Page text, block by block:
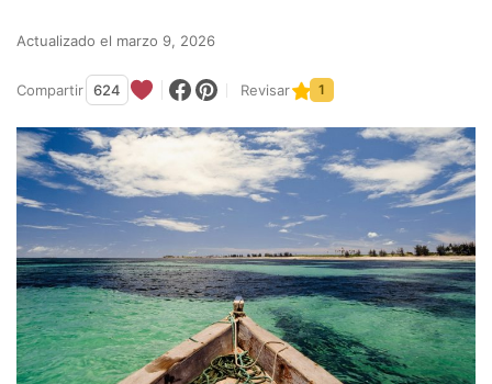
Actualizado el marzo 9, 2026
Compartir 624 Revisar 1